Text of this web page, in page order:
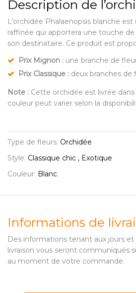
Description de
L’orchidée Phalaenopsis blanche
raffinée qui apportera une touche
son destinataire. Ce produit est
Prix Mignon : une branche de
Prix Classique : deux branches de
Note : Cette orchidée est livrée
couleur peut varier selon la
Type de fleurs: Orchidée
Style: Classique chic , Exotique
Couleur: Blanc
Informations de
Des informations tenant aux jours et
livraison vous seront communiqués
au moment de votre commande.